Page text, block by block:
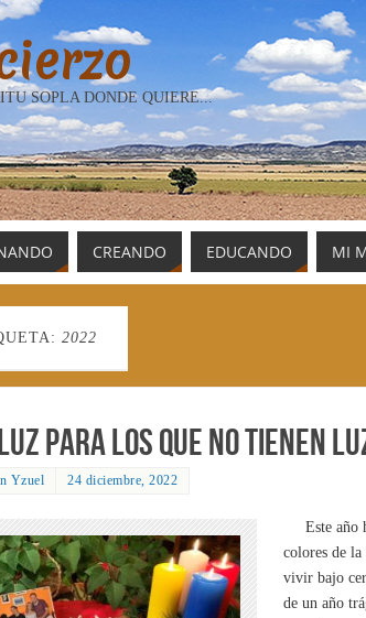
SOPLA DONDE QUIERE...
CREANDO EDUCANDO MI
2022
para los que no tienen
Yzuel 24 diciembre, 2022
Este año
colores de
vivir bajo
de un año